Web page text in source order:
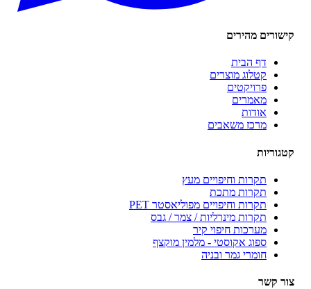
מהירים
דף הבית
קטלוג מוצרים
פרויקטים
מאמרים
אודות
מרכז משאבים
תקרות וחיפויים מעץ
תקרות מתכת
תקרות וחיפויים מפוליאסטר PET
תקרות מינרליות / צמר / גבס
מערכות חיפוי קיר
ספוג אקוסטי - מלמין מוקצף
חומרי גמר ובניה
קשר